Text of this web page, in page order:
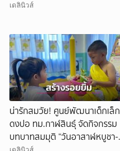
เดลินิวส์
น่ารักสมวัย! ศูนย์พัฒนาเด็กเล็ก
ดงปอ ทม.กาฬสินธุ์ จัดกิจกรรม
บทบาทสมมุติ “วันอาสาฬหบูชา-